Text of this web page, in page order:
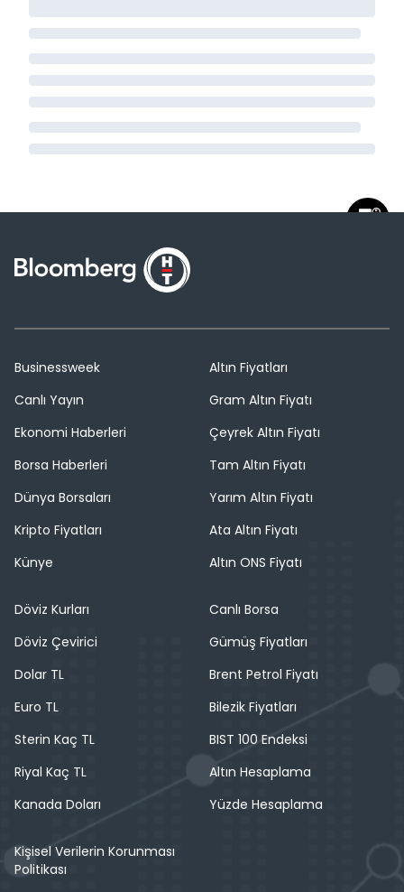
Businessweek
Canlı Yayın
Ekonomi Haberleri
Borsa Haberleri
Dünya Borsaları
Kripto Fiyatları
Künye
Altın Fiyatları
Gram Altın Fiyatı
Çeyrek Altın Fiyatı
Tam Altın Fiyatı
Yarım Altın Fiyatı
Ata Altın Fiyatı
Altın ONS Fiyatı
Döviz Kurları
Döviz Çevirici
Dolar TL
Euro TL
Sterin Kaç TL
Riyal Kaç TL
Kanada Doları
Canlı Borsa
Gümüş Fiyatları
Brent Petrol Fiyatı
Bilezik Fiyatları
BIST 100 Endeksi
Altın Hesaplama
Yüzde Hesaplama
Kişisel Verilerin Korunması
Politikası